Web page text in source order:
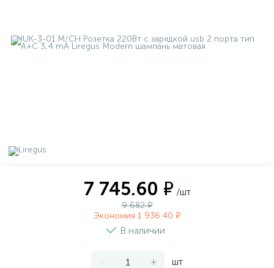
7 745.60 ₽ /шт
9 682 ₽
Экономия 1 936.40 ₽
В наличии
- + шт